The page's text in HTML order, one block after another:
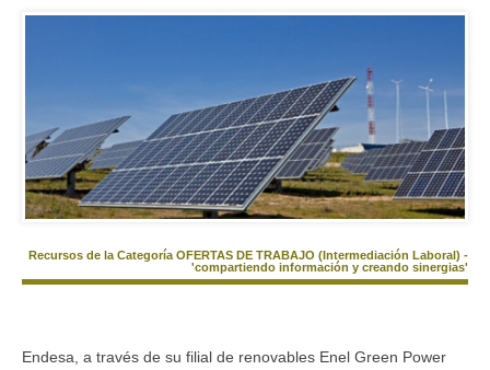
Recursos de la Categoría OFERTAS DE TRABAJO (Intermediación Laboral) -
'compartiendo información y creando sinergias'
Endesa, a través de su filial de renovables Enel Green Power